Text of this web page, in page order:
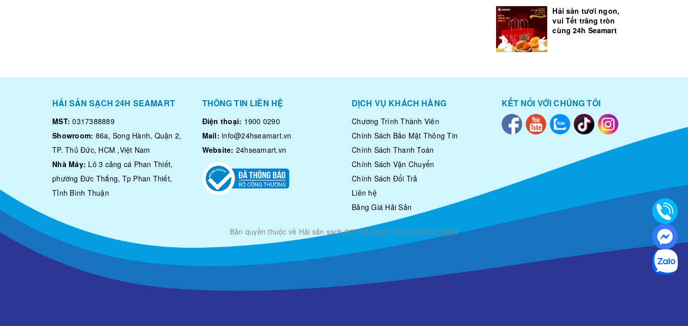
Hải sản tươi ngon,
vui Tết trăng tròn
cùng 24h Seamart
HẢI SẢN SẠCH 24H SEAMART
MST: 0317388889
Showroom: 86a, Song Hành, Quận 2,
TP. Thủ Đức, HCM ,Việt Nam
Nhà Máy: Lô 3 cảng cá Phan Thiết,
phường Đức Thắng, Tp Phan Thiết,
Tỉnh Bình Thuận
THÔNG TIN LIÊN HỆ
Điện thoại: 1900 0290
Mail: info@24hseamart.vn
Website: 24hseamart.vn
DỊCH VỤ KHÁCH HÀNG
Chương Trình Thành Viên
Chính Sách Bảo Mật Thông Tin
Chính Sách Thanh Toán
Chính Sách Vận Chuyển
Chính Sách Đổi Trả
Liên hệ
Bảng Giá Hải Sản
KẾT NỐI VỚI CHÚNG TÔI
Bản quyền thuộc về Hải sản sạch 24h Seamart | Cung cấp bởi Sapo